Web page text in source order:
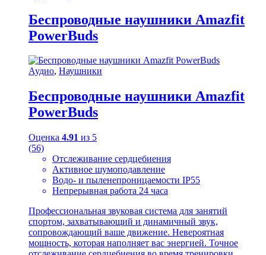
Беспроводные наушники Amazfit
PowerBuds
Аудио, Наушники
Беспроводные наушники Amazfit
PowerBuds
Оценка 4.91 из 5
(56)
Отслеживание сердцебиения
Активное шумоподавление
Водо- и пыленепроницаемости IP55
Непрерывная работа 24 часа
Профессиональная звуковая система для занятий
спортом, захватывающий и динамичный звук,
сопровождающий ваше движение. Невероятная
мощность, которая наполняет вас энергией. Точное